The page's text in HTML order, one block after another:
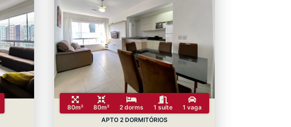
80m² 80m² 2 dorms 1 suíte
1 vaga
APTO 2 DORMITÓRIOS